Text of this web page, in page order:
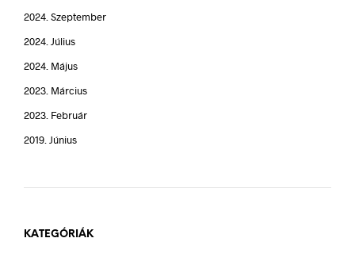
2024. Szeptember
2024. Július
2024. Május
2023. Március
2023. Február
2019. Június
KATEGÓRIÁK